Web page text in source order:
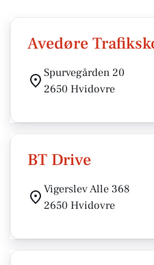
Avedøre
Spurvegården 20
2650 Hvidovre
BT Drive
Vigerslev Alle 368
2650 Hvidovre